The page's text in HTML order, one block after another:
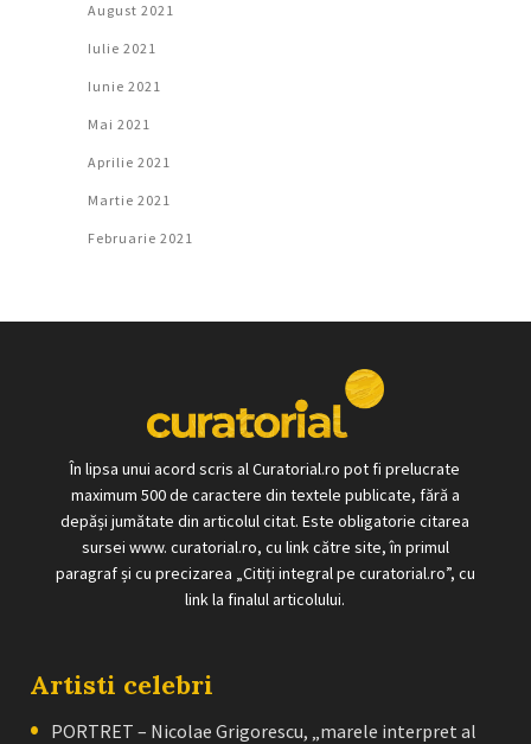
August 2021
Iulie 2021
Iunie 2021
Mai 2021
Aprilie 2021
Martie 2021
Februarie 2021
În lipsa unui acord scris al Curatorial.ro pot fi prelucrate
maximum 500 de caractere din textele publicate, fără a
depăși jumătate din articolul citat. Este obligatorie citarea
sursei www. curatorial.ro, cu link către site, în primul
paragraf și cu precizarea „Citiți integral pe curatorial.ro”, cu
link la finalul articolului.
Artisti celebri
PORTRET – Nicolae Grigorescu, „marele interpret al